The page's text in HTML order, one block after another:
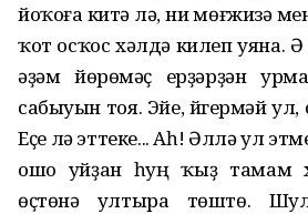
йоҡоға китә лә, ни мөғжизә
ҡот осҡос хәлдә килеп уяна. Ә
әҙәм йөрөмәҫ ерҙәрҙән
сабыуын тоя. Эйе, йүгермәй
Еҫе лә эттеке... Аһ! Әллә ул
ошо уйҙан һуң ҡыҙ тамам
өҫтөнә ултыра төштө.